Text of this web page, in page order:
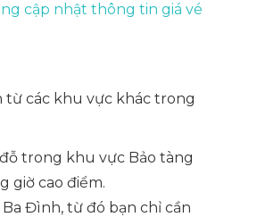
cập nhật thông tin giá vé
từ các khu vực khác trong
trong khu vực Bảo tàng
giờ cao điểm.
Đình, từ đó bạn chỉ cần